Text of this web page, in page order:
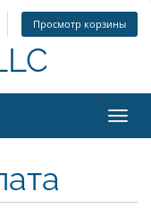
Просмотр корзины